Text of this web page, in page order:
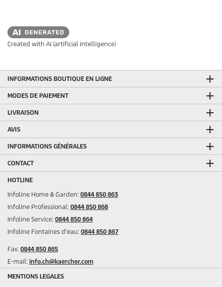
Created with AI (artificial intelligence)
INFORMATIONS BOUTIQUE EN LIGNE
MODES DE PAIEMENT
LIVRAISON
AVIS
INFORMATIONS GÉNÉRALES
CONTACT
HOTLINE
Infoline Home & Garden: 0844 850 863
Infoline Professional: 0844 850 868
Infoline Service: 0844 850 864
Infoline Fontaines d'eau: 0844 850 867
Fax: 0844 850 865
E-mail: info.ch@kaercher.com
MENTIONS LEGALES